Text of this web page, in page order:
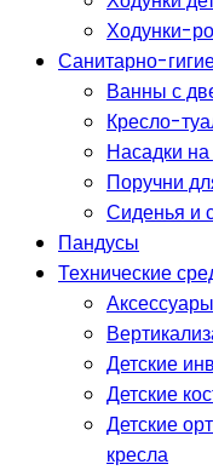
Ходунки-
Санитарно-
Ванны с
Кресло-
Насадки на
Поручни
Сиденья и
Пандусы
Технические
Детские
Детские
Детские
кресла